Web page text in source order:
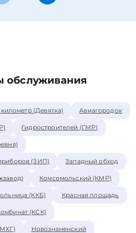
обслуживания
(Девятка) Авиагородок
Гидростроителей (ГМР)
(ЗИП) Западный обход
Комсомольский (КМР)
(ККБ) Красная площадь
(КСК)
Новознаменский